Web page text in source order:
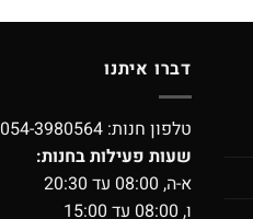
דברו איתנו
טלפון חנות: 054-3980564
שעות פעילות בחנות:
א-ה, 08:00 עד 20:30
ו, 08:00 עד 15:00